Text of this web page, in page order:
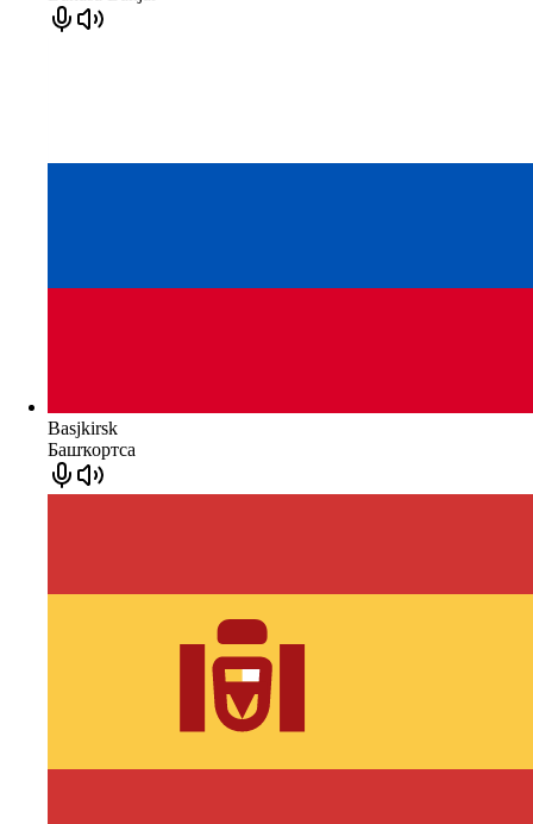
Basjkirsk
Башҡортса